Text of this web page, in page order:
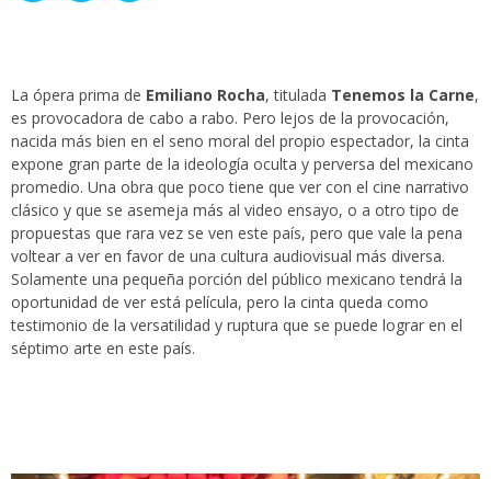
La ópera prima de Emiliano Rocha, titulada Tenemos la Carne,
es provocadora de cabo a rabo. Pero lejos de la provocación,
nacida más bien en el seno moral del propio espectador, la cinta
expone gran parte de la ideología oculta y perversa del mexicano
promedio. Una obra que poco tiene que ver con el cine narrativo
clásico y que se asemeja más al video ensayo, o a otro tipo de
propuestas que rara vez se ven este país, pero que vale la pena
voltear a ver en favor de una cultura audiovisual más diversa.
Solamente una pequeña porción del público mexicano tendrá la
oportunidad de ver está película, pero la cinta queda como
testimonio de la versatilidad y ruptura que se puede lograr en el
séptimo arte en este país.